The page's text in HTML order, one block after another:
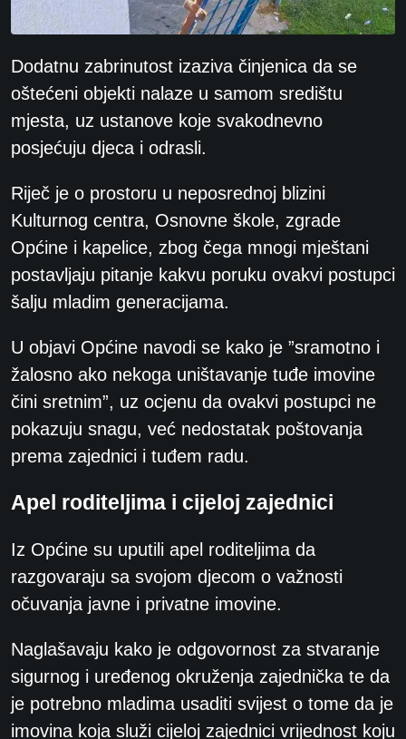
Dodatnu zabrinutost izaziva činjenica da se
oštećeni objekti nalaze u samom središtu
mjesta, uz ustanove koje svakodnevno
posjećuju djeca i odrasli.
Riječ je o prostoru u neposrednoj blizini
Kulturnog centra, Osnovne škole, zgrade
Općine i kapelice, zbog čega mnogi mještani
postavljaju pitanje kakvu poruku ovakvi postupci
šalju mladim generacijama.
U objavi Općine navodi se kako je ”sramotno i
žalosno ako nekoga uništavanje tuđe imovine
čini sretnim”, uz ocjenu da ovakvi postupci ne
pokazuju snagu, već nedostatak poštovanja
prema zajednici i tuđem radu.
Apel roditeljima i cijeloj zajednici
Iz Općine su uputili apel roditeljima da
razgovaraju sa svojom djecom o važnosti
očuvanja javne i privatne imovine.
Naglašavaju kako je odgovornost za stvaranje
sigurnog i uređenog okruženja zajednička te da
je potrebno mladima usaditi svijest o tome da je
imovina koja služi cijeloj zajednici vrijednost koju